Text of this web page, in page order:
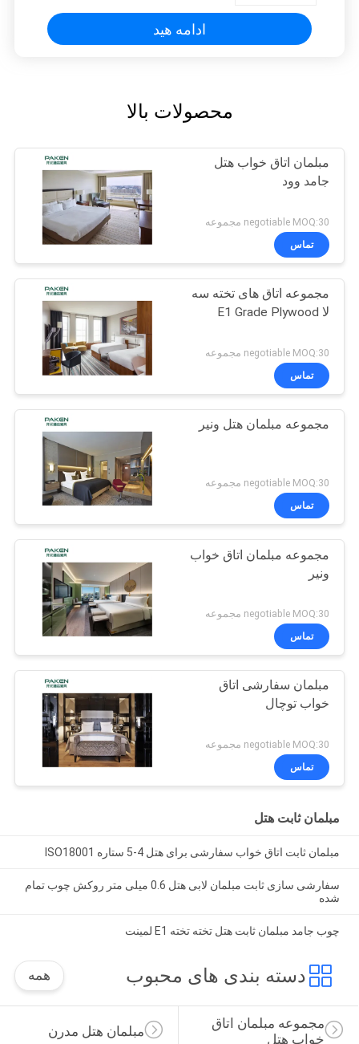
ادامه هید
محصولات بالا
مبلمان اتاق خواب هتل
جامد وود
negotiable MOQ:30 مجموعه
تماس
مجموعه اتاق های تخته سه
لا E1 Grade Plywood
negotiable MOQ:30 مجموعه
تماس
مجموعه مبلمان هتل ونیر
negotiable MOQ:30 مجموعه
تماس
مجموعه مبلمان اتاق خواب
ونیر
negotiable MOQ:30 مجموعه
تماس
مبلمان سفارشی اتاق
خواب توچال
negotiable MOQ:30 مجموعه
تماس
مبلمان ثابت هتل
مبلمان ثابت اتاق خواب سفارشی برای هتل 4-5 ستاره ISO18001
سفارشی سازی ثابت مبلمان لابی هتل 0.6 میلی متر روکش چوب تمام
شده
چوب جامد مبلمان ثابت هتل تخته تخته E1 لمینت
دسته بندی های محبوب همه
مبلمان هتل مدرن
مجموعه مبلمان اتاق
خواب هتل